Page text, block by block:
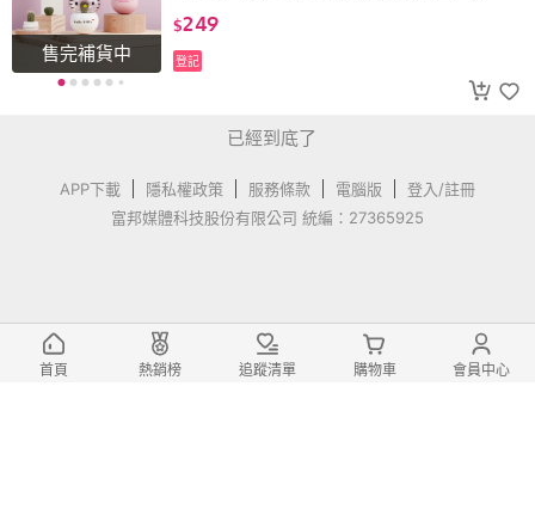
售完補貨中
$249
登記
已經到底了
APP下載 隱私權政策 服務條款 電腦版
登入/註冊
富邦媒體科技股份有限公司 統編：27365925
首頁 熱銷榜 追蹤清單 購物車 會員中心